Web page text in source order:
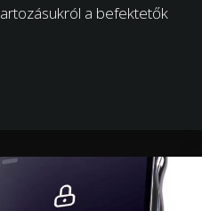
a befektetők